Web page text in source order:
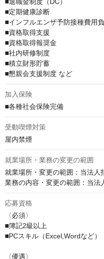
■退職金制度（DC）
■定期健康診断
■インフルエンザ予防接種費用
■資格取得支援
■資格取得報奨金
■社内研修制度
■積立財形貯蓄
■懇親会支援制度 など
加入保険
■各種社会保険完備
受動喫煙対策
屋内禁煙
就業場所・業務の変更の範囲
就業場所・変更の範囲：当法人
業務の内容・変更の範囲：当法
応募資格
〈必須〉
■簿記2級以上
■PCスキル（Excel,Wordなど）
〈優遇〉